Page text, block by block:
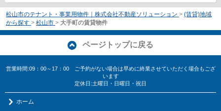
松山市のテナント・事業用物件｜株式会社不動産ソリューション > (賃貸)地域
から探す > 松山市 > 大手町の賃貸物件
ページトップに戻る
営業時間:09：00～17：00 ご予約がない場合は早めに終業させていただく場合もござ
います
定休日:土曜日・日曜日・祝日
ホーム